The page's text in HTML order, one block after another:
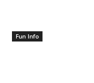
Fun Info